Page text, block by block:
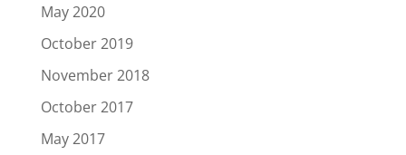
May 2020
October 2019
November 2018
October 2017
May 2017